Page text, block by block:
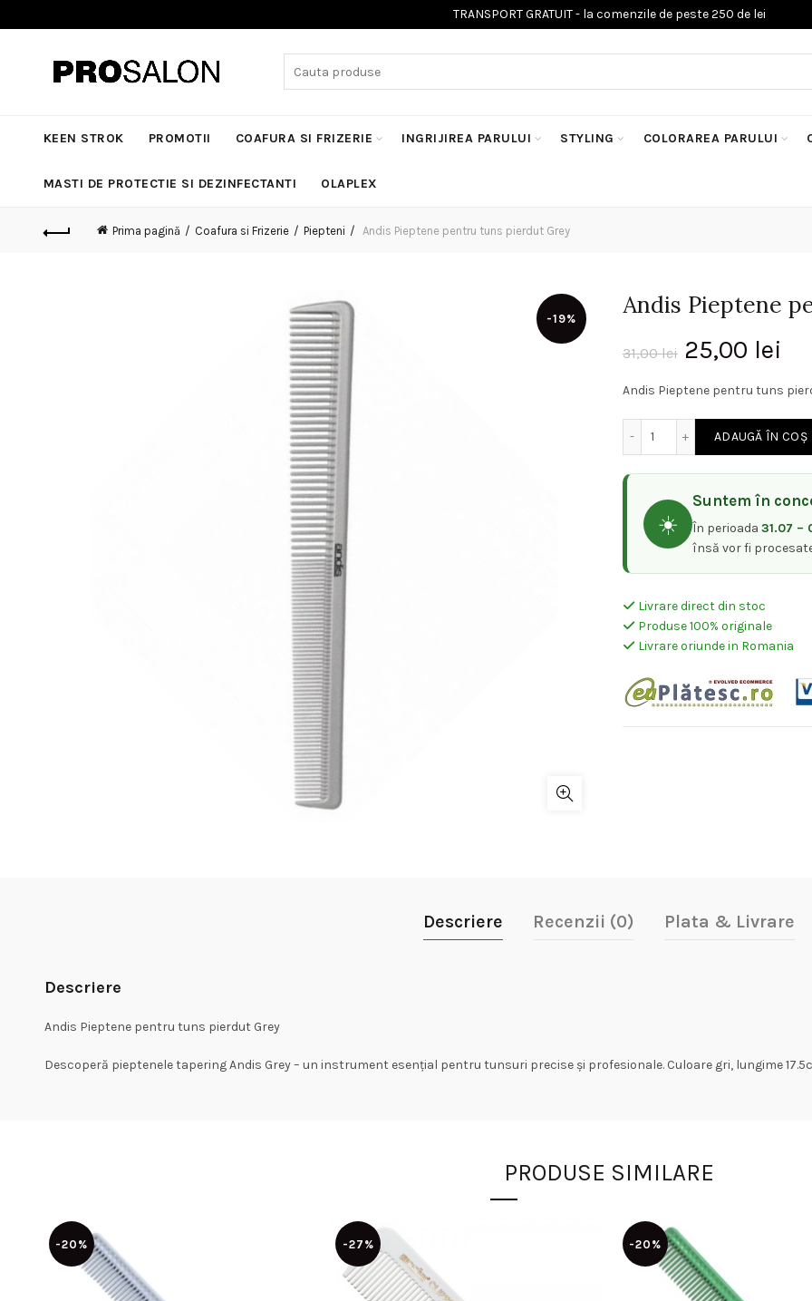
KEEN STROK PROMOTII COAFURA SI FRIZERIE INGRIJIREA PARULUI STYLING COLORAREA PARULUI
MASTI DE PROTECTIE SI DEZINFECTANTI OLAPLEX
Prima pagină Coafura si Frizerie Piepteni Andis Pieptene pentru tuns pierdut Grey
-19% Andis Pieptene
31,00lei Prețul
inițial
a
fost:
31,00 lei.
25,00 lei
Andis Pieptene pentru tuns
Cantitate Andis
ADAUGĂ ÎN COȘ
☀️
Suntem în
În perioada 31.07 –
însă vor fi
Livrare direct din stoc
Produse 100% originale
Livrare oriunde in Romania
Descriere Recenzii (0) Plata & Livrare
Descriere
Andis Pieptene pentru tuns pierdut Grey
Descoperă pieptenele tapering Andis Grey – un instrument esențial pentru tunsuri precise și profesionale. Culoare gri, lungime
PRODUSE SIMILARE
-20% -27% -20%